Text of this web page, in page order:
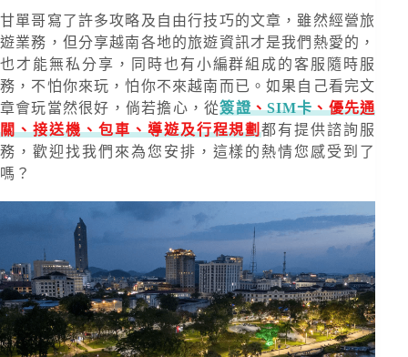
甘單哥寫了許多攻略及自由行技巧的文章，雖然經營旅
遊業務，但分享越南各地的旅遊資訊才是我們熱愛的，
也才能無私分享，同時也有小編群組成的客服隨時服
務，不怕你來玩，怕你不來越南而已。如果自己看完文
章會玩當然很好，倘若擔心，從簽證、SIM卡、優先通
關、接送機、包車、導遊及行程規劃都有提供諮詢服
務，歡迎找我們來為您安排，這樣的熱情您感受到了
嗎？